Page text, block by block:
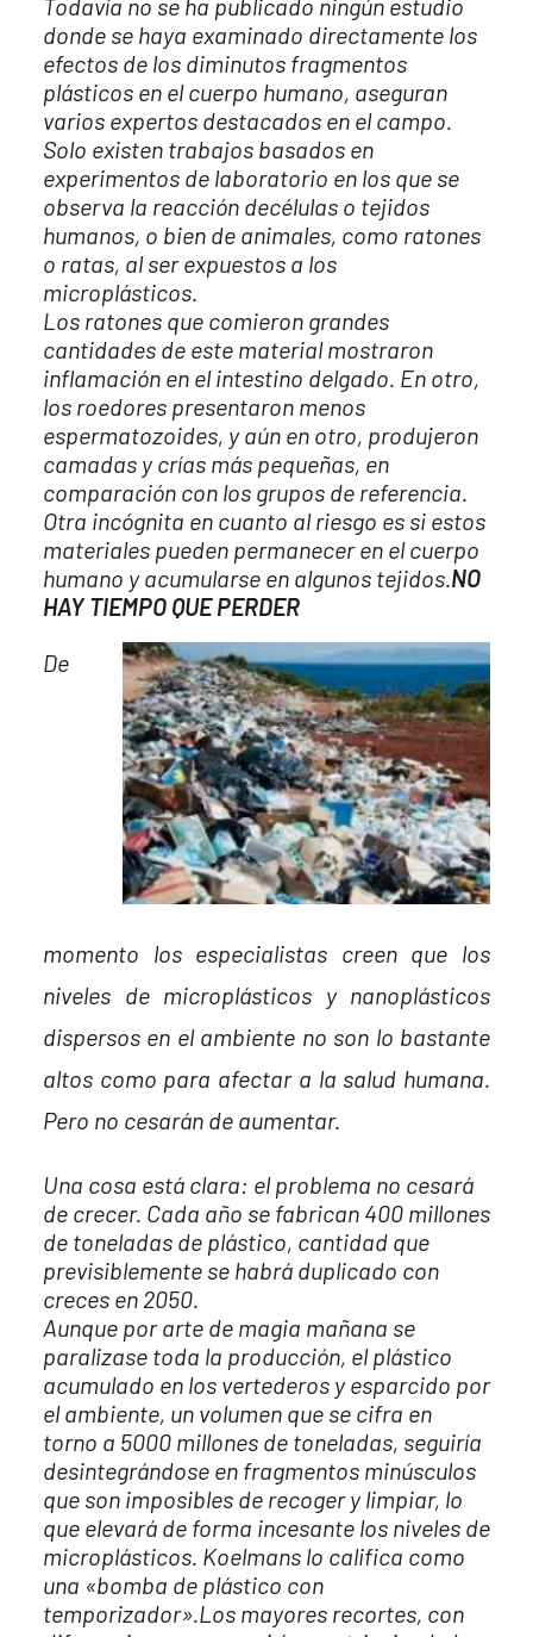
Todavía no se ha publicado ningún estudio
donde se haya examinado directamente los
efectos de los diminutos fragmentos
plásticos en el cuerpo humano, aseguran
varios expertos destacados en el campo.
Solo existen trabajos basados en
experimentos de laboratorio en los que se
observa la reacción decélulas o tejidos
humanos, o bien de animales, como ratones
o ratas, al ser expuestos a los
microplásticos.
Los ratones que comieron grandes
cantidades de este material mostraron
inflamación en el intestino delgado. En otro,
los roedores presentaron menos
espermatozoides, y aún en otro, produjeron
camadas y crías más pequeñas, en
comparación con los grupos de referencia.
Otra incógnita en cuanto al riesgo es si estos
materiales pueden permanecer en el cuerpo
humano y acumularse en algunos tejidos.NO
HAY TIEMPO QUE PERDER
De
momento los especialistas creen que los
niveles de microplásticos y nanoplásticos
dispersos en el ambiente no son lo bastante
altos como para afectar a la salud humana.
Pero no cesarán de aumentar.
Una cosa está clara: el problema no cesará
de crecer. Cada año se fabrican 400 millones
de toneladas de plástico, cantidad que
previsiblemente se habrá duplicado con
creces en 2050.
Aunque por arte de magia mañana se
paralizase toda la producción, el plástico
acumulado en los vertederos y esparcido por
el ambiente, un volumen que se cifra en
torno a 5000 millones de toneladas, seguiría
desintegrándose en fragmentos minúsculos
que son imposibles de recoger y limpiar, lo
que elevará de forma incesante los niveles de
microplásticos. Koelmans lo califica como
una «bomba de plástico con
temporizador».Los mayores recortes, con